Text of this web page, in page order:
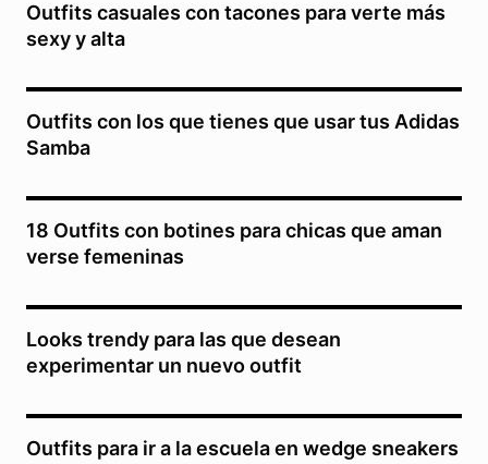
Outfits casuales con tacones para verte más
sexy y alta
Outfits con los que tienes que usar tus Adidas
Samba
18 Outfits con botines para chicas que aman
verse femeninas
Looks trendy para las que desean
experimentar un nuevo outfit
Outfits para ir a la escuela en wedge sneakers